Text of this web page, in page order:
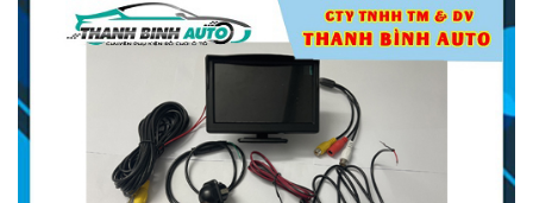
là:
5.800.000₫.
tại
là:
4.800.000₫.